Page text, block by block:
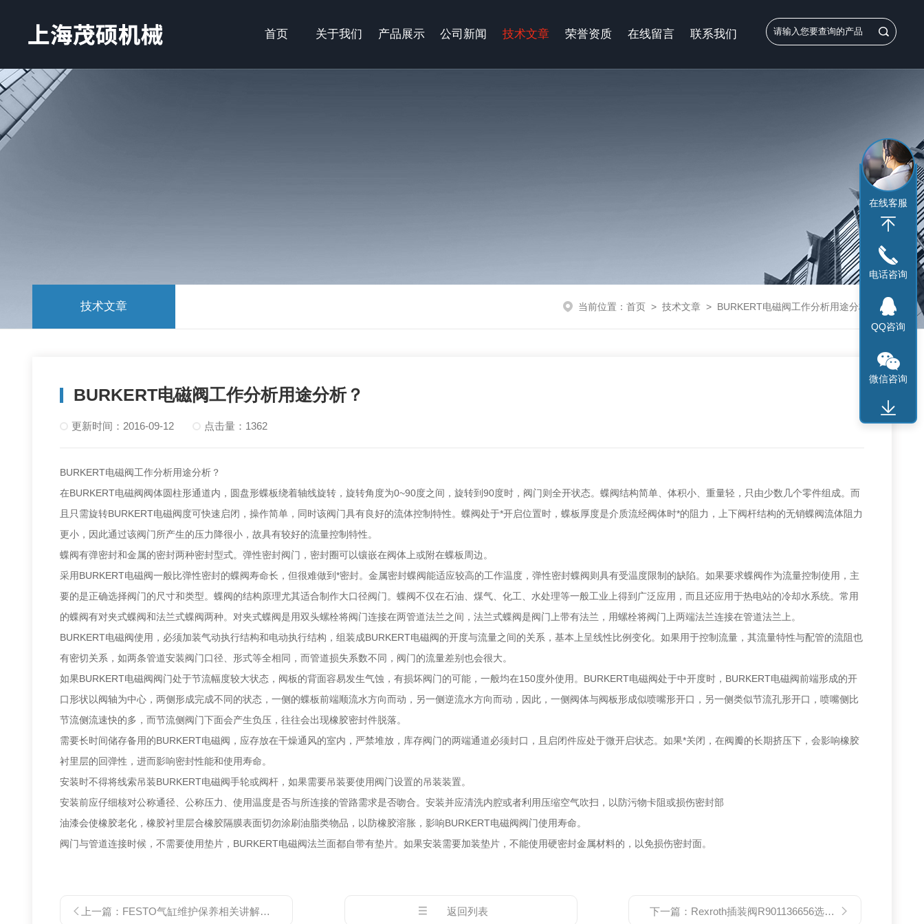
首页 关于我们 产品展示 公司新闻 技术文章 荣誉资质 在线留言 联系我们
技术文章 当前位置： 首页> 技术文章> BURKERT电磁阀工作分析用途分析？
BURKERT电磁阀工作分析用途分析？
更新时间：2016-09-12 点击量：1362
BURKERT电磁阀工作分析用途分析？
在BURKERT电磁阀阀体圆柱形通道内，圆盘形蝶板绕着轴线旋转，旋转角度为0~90度之间，旋转到90度时，阀门则全开状态。蝶阀结构简单、体积小、重量轻，只由少数几个零件组成。而
且只需旋转BURKERT电磁阀度可快速启闭，操作简单，同时该阀门具有良好的流体控制特性。蝶阀处于*开启位置时，蝶板厚度是介质流经阀体时*的阻力，上下阀杆结构的无销蝶阀流体阻力
更小，因此通过该阀门所产生的压力降很小，故具有较好的流量控制特性。
蝶阀有弹密封和金属的密封两种密封型式。弹性密封阀门，密封圈可以镶嵌在阀体上或附在蝶板周边。
采用BURKERT电磁阀一般比弹性密封的蝶阀寿命长，但很难做到*密封。金属密封蝶阀能适应较高的工作温度，弹性密封蝶阀则具有受温度限制的缺陷。如果要求蝶阀作为流量控制使用，主
要的是正确选择阀门的尺寸和类型。蝶阀的结构原理尤其适合制作大口径阀门。蝶阀不仅在石油、煤气、化工、水处理等一般工业上得到广泛应用，而且还应用于热电站的冷却水系统。常用
的蝶阀有对夹式蝶阀和法兰式蝶阀两种。对夹式蝶阀是用双头螺栓将阀门连接在两管道法兰之间，法兰式蝶阀是阀门上带有法兰，用螺栓将阀门上两端法兰连接在管道法兰上。
BURKERT电磁阀使用，必须加装气动执行结构和电动执行结构，组装成BURKERT电磁阀的开度与流量之间的关系，基本上呈线性比例变化。如果用于控制流量，其流量特性与配管的流阻也
有密切关系，如两条管道安装阀门口径、形式等全相同，而管道损失系数不同，阀门的流量差别也会很大。
如果BURKERT电磁阀阀门处于节流幅度较大状态，阀板的背面容易发生气蚀，有损坏阀门的可能，一般均在150度外使用。BURKERT电磁阀处于中开度时，BURKERT电磁阀前端形成的开
口形状以阀轴为中心，两侧形成完成不同的状态，一侧的蝶板前端顺流水方向而动，另一侧逆流水方向而动，因此，一侧阀体与阀板形成似喷嘴形开口，另一侧类似节流孔形开口，喷嘴侧比
节流侧流速快的多，而节流侧阀门下面会产生负压，往往会出现橡胶密封件脱落。
需要长时间储存备用的BURKERT电磁阀，应存放在干燥通风的室内，严禁堆放，库存阀门的两端通道必须封口，且启闭件应处于微开启状态。如果*关闭，在阀瓣的长期挤压下，会影响橡胶
衬里层的回弹性，进而影响密封性能和使用寿命。
安装时不得将线索吊装BURKERT电磁阀手轮或阀杆，如果需要吊装要使用阀门设置的吊装装置。
安装前应仔细核对公称通径、公称压力、使用温度是否与所连接的管路需求是否吻合。安装并应清洗内腔或者利用压缩空气吹扫，以防污物卡阻或损伤密封部
油漆会使橡胶老化，橡胶衬里层合橡胶隔膜表面切勿涂刷油脂类物品，以防橡胶溶胀，影响BURKERT电磁阀阀门使用寿命。
阀门与管道连接时候，不需要使用垫片，BURKERT电磁阀法兰面都自带有垫片。如果安装需要加装垫片，不能使用硬密封金属材料的，以免损伤密封面。
上一篇： FESTO气缸维护保养相关讲解的资料有哪些 返回列表 下一篇： Rexroth插装阀R901136656选型资料
在线客服
电话咨询
QQ咨询
微信咨询